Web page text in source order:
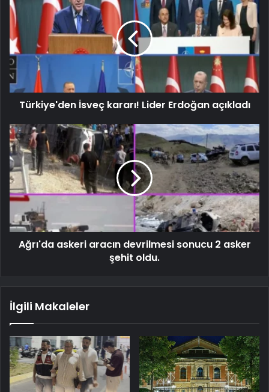
Türkiye'den İsveç kararı! Lider Erdoğan açıkladı
Ağrı'da askeri aracın devrilmesi sonucu 2 asker
şehit oldu.
İlgili Makaleler